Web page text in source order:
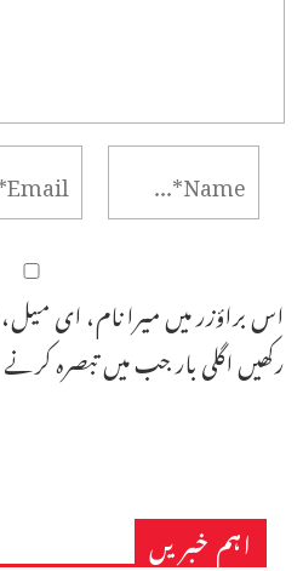
اس براؤزر میں میرا نام، ای
رکھیں اگلی بار جب میں تبصرہ
اہم خبریں